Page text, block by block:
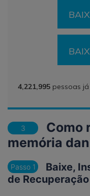
4,221,995 pessoas
3
Como
memória
Passo 1
Baixe,
de